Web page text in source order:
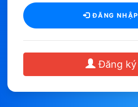
ĐĂNG NHẬP
Đăng ký